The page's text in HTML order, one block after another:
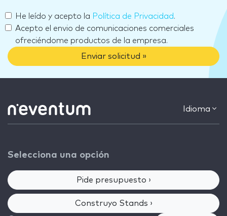
He leído y acepto la Política de Privacidad.
Acepto el envio de comunicaciones comerciales
ofreciéndome productos de la empresa.
Enviar solicitud »
Idioma
Selecciona una opción
Pide presupuesto ›
Construyo Stands ›